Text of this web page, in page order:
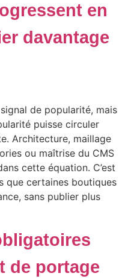
en
davantage
de popularité, mais
puisse circuler
Architecture, maillage
ou maîtrise du CMS
cette équation. C’est
que certaines boutiques
sans publier plus
de portage